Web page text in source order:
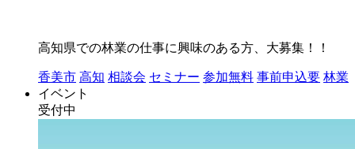
高知県での林業の仕事に興味のある方、大募集！！
香美市 高知 相談会 セミナー 参加無料 事前申込要 林業
イベント
受付中